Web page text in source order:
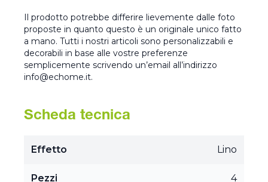
Il prodotto potrebbe differire lievemente dalle foto
proposte in quanto questo è un originale unico fatto
a mano. Tutti i nostri articoli sono personalizzabili e
decorabili in base alle vostre preferenze
semplicemente scrivendo un’email all’indirizzo
info@echome.it.
Scheda tecnica
Effetto Lino
Pezzi 4